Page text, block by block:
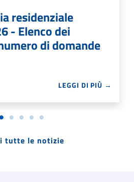
residenziale
- Elenco dei
di domande
LEGGI DI PIÙ →
tutte le notizie